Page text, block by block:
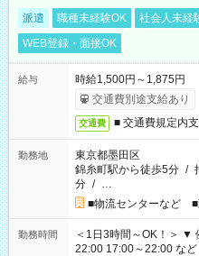
派遣 職種未経験OK 社会人未経
WEB登録・面接OK
給与
時給1,500円～1,875円
交通費別途支給あり
交通費 ■ 交通費規定内
勤務地
東京都墨田区
錦糸町駅から徒歩5分 /
分 / …
■物流センターなど ■
勤務時間
＜1日3時間～OK！＞ ▼ 例えば… ▼ 15:00～18:00 15:00～
22:00 17:00～22:00 など こちら以外の時間もお気軽にご相談く